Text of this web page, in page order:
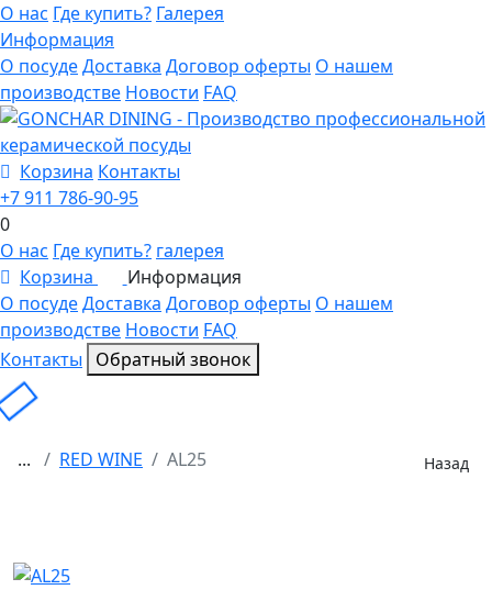
О нас Где купить? Галерея
Информация
О посудеДоставка Договор оферты О нашем
производстве Новости FAQ
Корзина Контакты
+7 911 786-90-95
0
О нас Где купить? галерея
Корзина
Информация
О посудеДоставка Договор оферты О нашем
производстве Новости FAQ
Контакты
Обратный звонок
... RED WINE AL25 Назад